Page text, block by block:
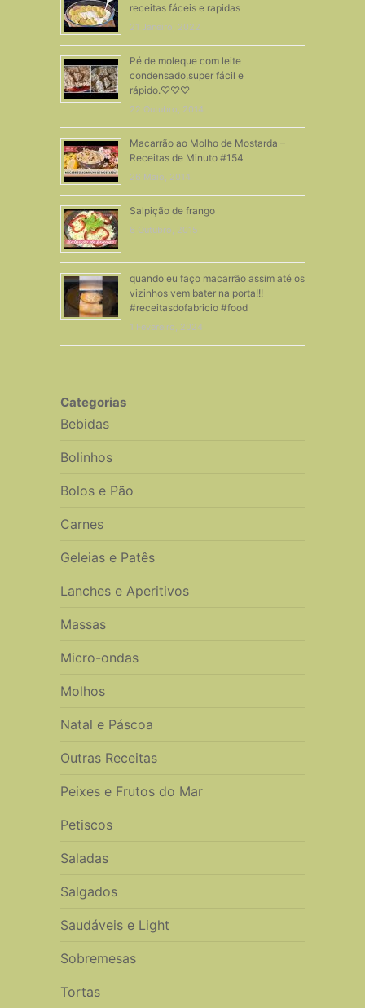
receitas fáceis e rapidas
21 Janeiro, 2022
Pé de moleque com leite
condensado,super fácil e
rápido.♡♡♡
22 Outubro, 2014
Macarrão ao Molho de Mostarda –
Receitas de Minuto #154
26 Maio, 2014
Salpição de frango
6 Outubro, 2015
quando eu faço macarrão assim até os
vizinhos vem bater na porta!!!
#receitasdofabricio #food
1 Fevereiro, 2024
Categorias
Bebidas
Bolinhos
Bolos e Pão
Carnes
Geleias e Patês
Lanches e Aperitivos
Massas
Micro-ondas
Molhos
Natal e Páscoa
Outras Receitas
Peixes e Frutos do Mar
Petiscos
Saladas
Salgados
Saudáveis e Light
Sobremesas
Tortas